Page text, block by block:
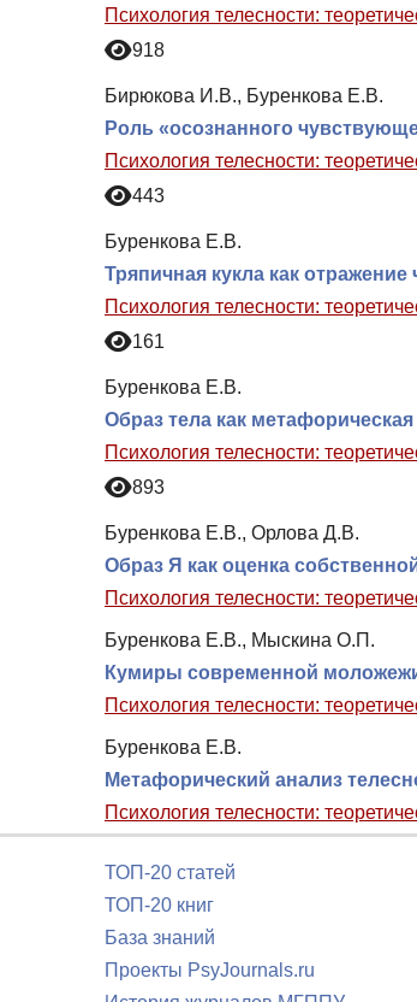
Психология телесности:
918
Бирюкова И.В., Буренкова Е.В.
Роль «осознанного
Психология телесности:
443
Буренкова Е.В.
Тряпичная кукла как отражение
Психология телесности:
161
Буренкова Е.В.
Образ тела как
Психология телесности:
893
Буренкова Е.В., Орлова Д.В.
Образ Я как оценка
Психология телесности:
Буренкова Е.В., Мыскина О.П.
Кумиры современной
Психология телесности:
Буренкова Е.В.
Метафорический анализ
Психология телесности:
ТОП-20 статей
ТОП-20 книг
База знаний
Проекты PsyJournals.ru